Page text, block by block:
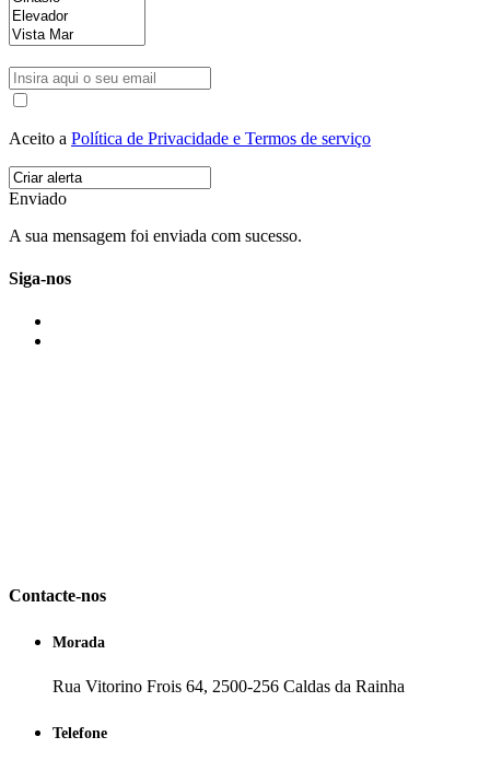
Aceito a Política de Privacidade e Termos de serviço
Enviado
A sua mensagem foi enviada com sucesso.
Siga-nos
Contacte-nos
Morada
Rua Vitorino Frois 64, 2500-256 Caldas da Rainha
Telefone